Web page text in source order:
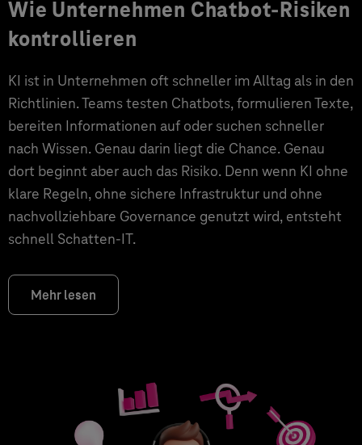
Wie Unternehmen Chatbot-Risiken
kontrollieren
KI ist in Unternehmen oft schneller im Alltag als in den
Richtlinien. Teams testen Chatbots, formulieren Texte,
bereiten Informationen auf oder suchen schneller
nach Wissen. Genau darin liegt die Chance. Genau
dort beginnt aber auch das Risiko. Denn wenn KI ohne
klare Regeln, ohne sichere Infrastruktur und ohne
nachvollziehbare Governance genutzt wird, entsteht
schnell Schatten-IT.
Mehr lesen